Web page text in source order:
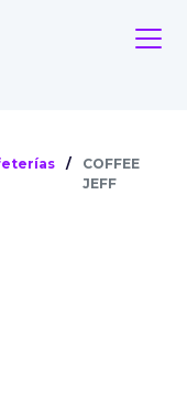
/
COFFEE
JEFF